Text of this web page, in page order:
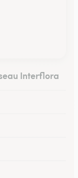
Interflora